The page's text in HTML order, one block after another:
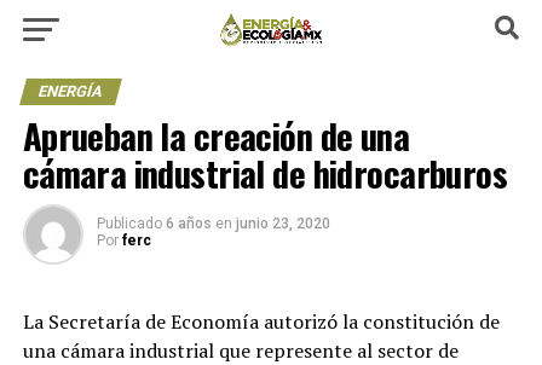
ENERGÍA
Aprueban la creación de una
cámara industrial de hidrocarburos
Publicado 6 años en junio 23, 2020
Por ferc
La Secretaría de Economía autorizó la constitución de
una cámara industrial que represente al sector de